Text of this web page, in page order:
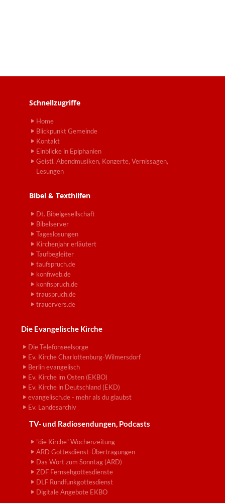
Schnellzugriffe
Home
Blickpunkt Gemeinde
Kontakt
Einblicke in Epiphanien
Geistl. Abendmusiken, Konzerte, Vernissagen,
Lesungen
Bibel & Texthilfen
Dt. Bibelgesellschaft
Bibelserver
Tageslosungen
Kirchenjahr erläutert
Taufbegleiter
taufspruch.de
konfiweb.de
konfispruch.de
trauspruch.de
trauervers.de
Die Evangelische Kirche
Die Telefonseelsorge
Ev. Kirche Charlottenburg-Wilmersdorf
Berlin evangelisch
Ev. Kirche im Osten (EKBO)
Ev. Kirche in Deutschland (EKD)
evangelisch.de - mehr als du glaubst
Ev. Landesarchiv
TV- und Radiosendungen, Podcasts
"die Kirche" Wochenzeitung
ARD Gottesdienst-Übertragungen
Das Wort zum Sonntag (ARD)
ZDF Fernsehgottesdienste
DLF Rundfunkgottesdienst
Digitale Angebote EKBO